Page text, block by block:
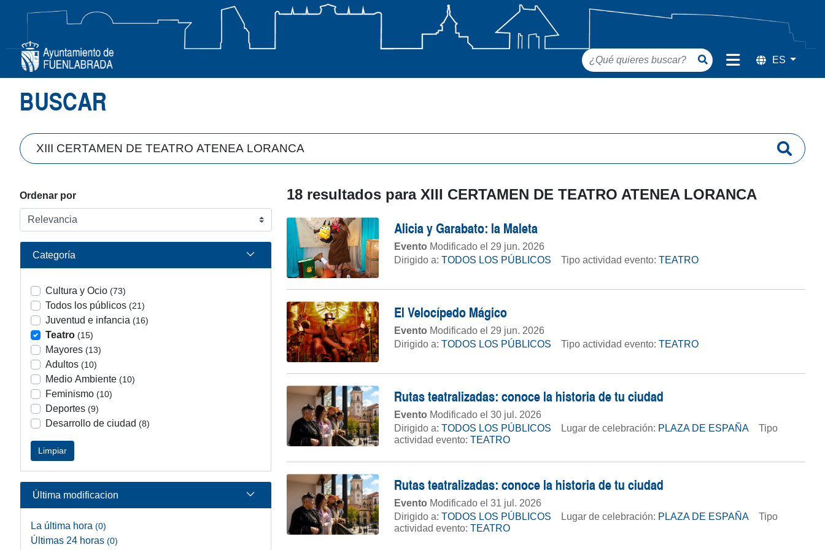
Búsqueda
BUSCAR
Ordenar por
Categoría
Cultura y Ocio (73)
Todos los públicos (21)
Juventud e infancia (16)
Teatro (15)
Mayores (13)
Adultos (10)
Medio Ambiente (10)
Feminismo (10)
Deportes (9)
Desarrollo de ciudad (8)
Limpiar
Última modificacion
La última hora (0)
Últimas 24 horas (0)
18 resultados para XIII CERTAMEN DE TEATRO ATENEA LORANCA
Alicia y Garabato: la Maleta
Evento Modificado el 29 jun. 2026
Dirigido a: TODOS LOS PÚBLICOS Tipo actividad evento: TEATRO
El Velocípedo Mágico
Evento Modificado el 29 jun. 2026
Dirigido a: TODOS LOS PÚBLICOS Tipo actividad evento: TEATRO
Rutas teatralizadas: conoce la historia de tu ciudad
Evento Modificado el 30 jul. 2026
Dirigido a: TODOS LOS PÚBLICOS Lugar de celebración: PLAZA DE ESPAÑA
Tipo
actividad evento: TEATRO
Rutas teatralizadas: conoce la historia de tu ciudad
Evento Modificado el 31 jul. 2026
Dirigido a: TODOS LOS PÚBLICOS Lugar de celebración: PLAZA DE ESPAÑA
Tipo
actividad evento: TEATRO